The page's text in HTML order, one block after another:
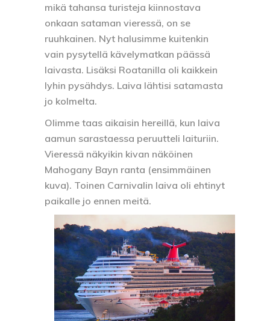
mikä tahansa turisteja kiinnostava
onkaan sataman vieressä, on se
ruuhkainen. Nyt halusimme kuitenkin
vain pysytellä kävelymatkan päässä
laivasta. Lisäksi Roatanilla oli kaikkein
lyhin pysähdys. Laiva lähtisi satamasta
jo kolmelta.
Olimme taas aikaisin hereillä, kun laiva
aamun sarastaessa peruutteli laituriin.
Vieressä näkyikin kivan näköinen
Mahogany Bayn ranta (ensimmäinen
kuva). Toinen Carnivalin laiva oli ehtinyt
paikalle jo ennen meitä.